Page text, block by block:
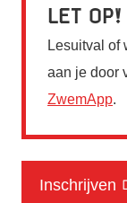
Let op
Lesuitval of
aan je door
ZwemApp.
Inschrijven